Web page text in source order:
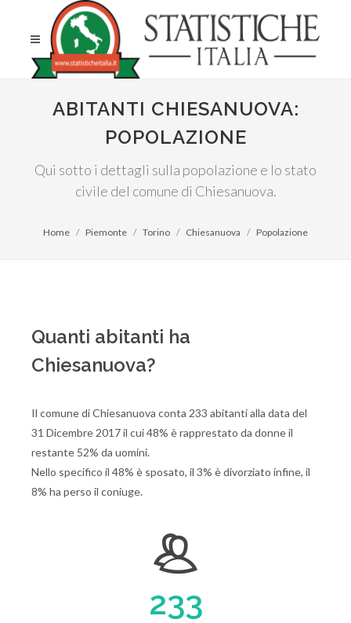
ABITANTI CHIESANUOVA:
POPOLAZIONE
Qui sotto i dettagli sulla popolazione e lo stato
civile del comune di Chiesanuova.
Home Piemonte Torino Chiesanuova Popolazione
Quanti abitanti ha
Chiesanuova?
Il comune di Chiesanuova conta 233 abitanti alla data del
31 Dicembre 2017 il cui 48% è rapprestato da donne il
restante 52% da uomini.
Nello specifico il 48% è sposato, il 3% è divorziato infine, il
8% ha perso il coniuge.
233